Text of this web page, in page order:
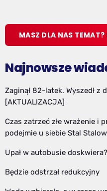
MASZ DLA NAS TEMAT?
Najnowsze
Zaginął 82-latek. Wyszedł z
[AKTUALIZACJA]
Czas zatrzeć złe wrażenie i
podejmie u siebie Stal
Upał w autobusie
Będzie odstrzał redukcyjny